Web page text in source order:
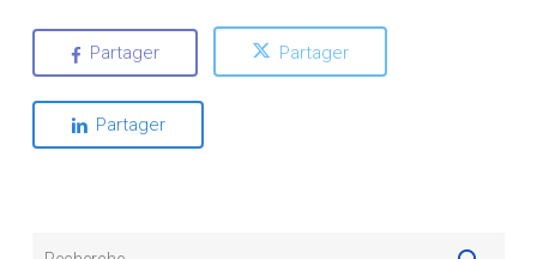
Partager Partager
Partager